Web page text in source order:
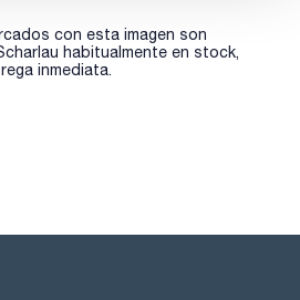
con esta imagen son
habitualmente en stock,
inmediata.